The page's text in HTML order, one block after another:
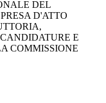
DEL
D'ATTO
E
COMMISSIONE